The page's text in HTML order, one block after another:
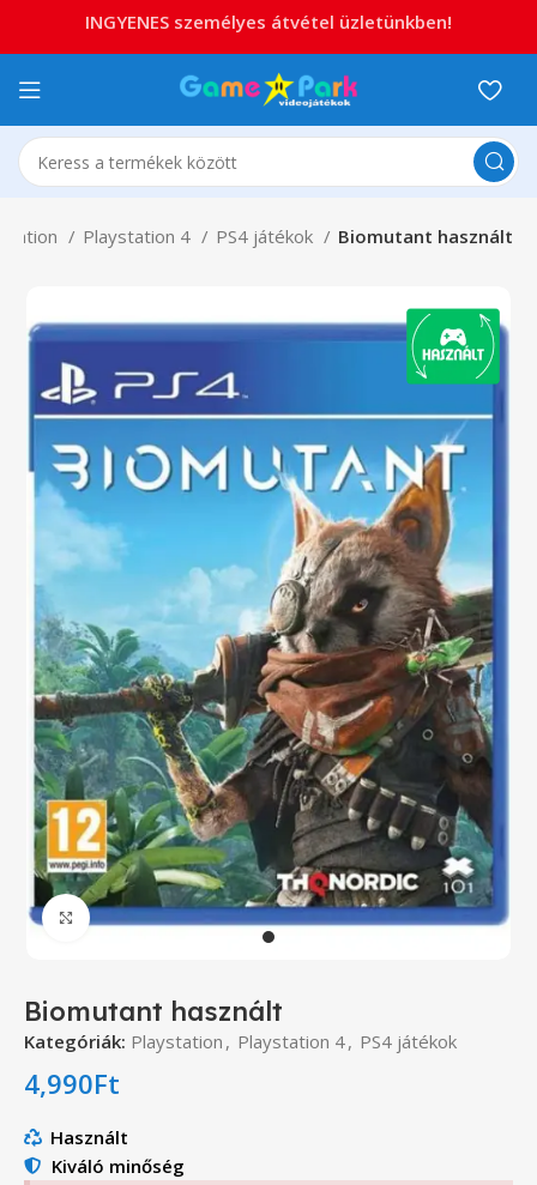
Playstation 4 PS4 játékok Biomutant használt
Click to enlarge
Biomutant használt
Kategóriák: Playstation , Playstation 4, PS4 játékok
4,990Ft
Használt
Kiváló minőség
INGYENES személyes átvétel üzletünkben!